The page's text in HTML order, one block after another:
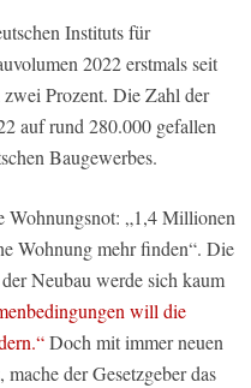
Instituts für
2022 erstmals seit
Prozent. Die Zahl der
auf rund 280.000 gefallen
Baugewerbes.
Wohnungsnot: „1,4 Millionen
Wohnung mehr finden“. Die
Neubau werde sich kaum
will die
Doch mit immer neuen
der Gesetzgeber das